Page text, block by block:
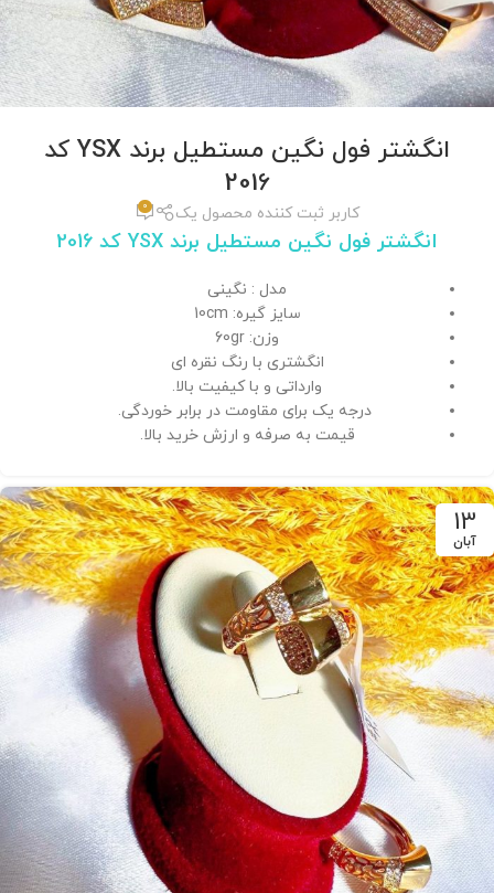
انگشتر فول نگین مستطیل برند YSX کد
2016
کاربر ثبت کننده محصول یک 0
انگشتر فول نگین مستطیل برند YSX کد 2016
مدل : نگینی
سایز گیره: 10cm
وزن: 60gr
انگشتری با رنگ نقره ای
وارداتی و با کیفیت بالا.
درجه یک برای مقاومت در برابر خوردگی.
قیمت به صرفه و ارزش خرید بالا.
13
آبان